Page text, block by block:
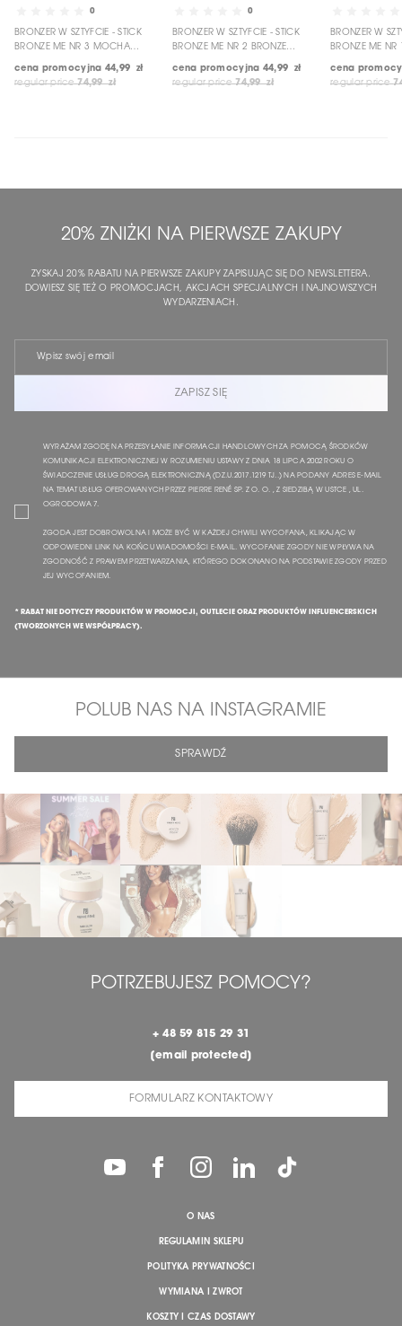
0
BRONZER W SZTYFCIE - STICK
BRONZE ME NR 3 MOCHA
cena promocyjna 44,99 zł
regular price 74,99 zł
0
BRONZER W SZTYFCIE - STICK
BRONZE ME NR 2 BRONZE
cena promocyjna 44,99 zł
regular price 74,99 zł
BRONZER W
BRONZE ME NR
cena
regular price
20% ZNIŻKI NA PIERWSZE ZAKUPY
ZYSKAJ 20% RABATU NA PIERWSZE ZAKUPY ZAPISUJĄC SIĘ DO NEWSLETTERA.
DOWIESZ SIĘ TEŻ O PROMOCJACH, AKCJACH SPECJALNYCH I NAJNOWSZYCH
WYDARZENIACH.
ZAPISZ SIĘ
WYRAŻAM ZGODĘ NA PRZESYŁANIE INFORMACJI HANDLOWYCH ZA POMOCĄ ŚRODKÓW
KOMUNIKACJI ELEKTRONICZNEJ W ROZUMIENIU USTAWY Z DNIA 18 LIPCA 2002 ROKU O
ŚWIADCZENIE USŁUG DROGĄ ELEKTRONICZNĄ (DZ.U.2017.1219 TJ..) NA PODANY ADRES E-MAIL
NA TEMAT USŁUG OFEROWANYCH PRZEZ PIERRE RENÉ SP. Z O. O. , Z SIEDZIBĄ W USTCE , UL.
OGRODOWA 7.
ZGODA JEST DOBROWOLNA I MOŻE BYĆ W KAŻDEJ CHWILI WYCOFANA, KLIKAJĄC W
ODPOWIEDNI LINK NA KOŃCU WIADOMOŚCI E-MAIL. WYCOFANIE ZGODY NIE WPŁYWA NA
ZGODNOŚĆ Z PRAWEM PRZETWARZANIA, KTÓREGO DOKONANO NA PODSTAWIE ZGODY PRZED
JEJ WYCOFANIEM.
* RABAT NIE DOTYCZY PRODUKTÓW W PROMOCJI, OUTLECIE ORAZ PRODUKTÓW INFLUENCERSKICH
(TWORZONYCH WE WSPÓŁPRACY).
POLUB NAS NA INSTAGRAMIE
SPRAWDŹ
POTRZEBUJESZ POMOCY?
+ 48 59 815 29 31
[email protected]
FORMULARZ KONTAKTOWY
O NAS
REGULAMIN SKLEPU
POLITYKA PRYWATNOŚCI
WYMIANA I ZWROT
KOSZTY I CZAS DOSTAWY